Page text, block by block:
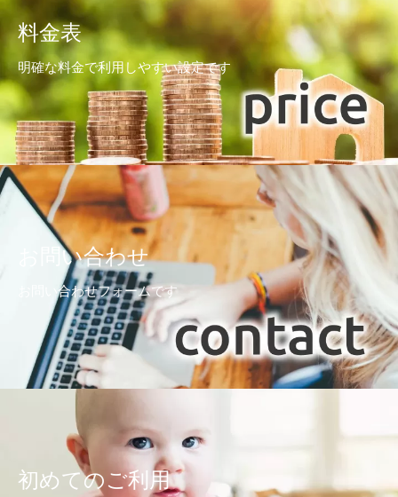
料金表
明確な料金で利用しやすい設定です
お問い合わせ
お問い合わせフォームです
初めてのご利用